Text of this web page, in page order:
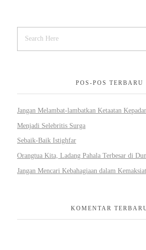
POS-POS TERBARU
Jangan Melambat-lambatkan Ketaatan
Menjadi Selebritis Surga
Sebaik-Baik Istighfar
Orangtua Kita, Ladang Pahala Terbesar di
Jangan Mencari Kebahagiaan dalam
KOMENTAR